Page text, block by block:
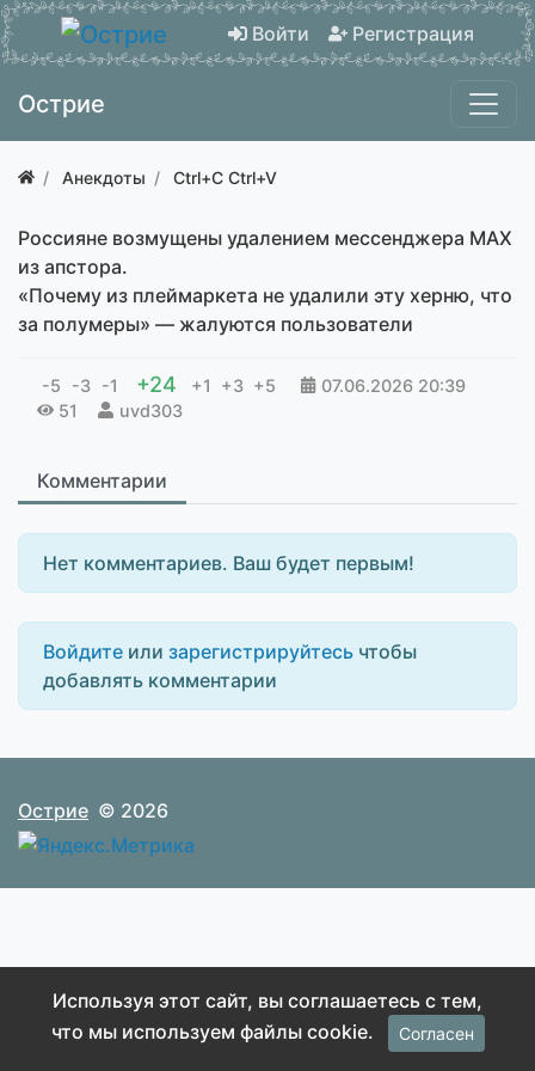
Войти Регистрация
Острие
Анекдоты Ctrl+C Ctrl+V
Россияне возмущены удалением мессенджера МАХ
из апстора.
«Почему из плеймаркета не удалили эту херню, что
за полумеры» — жалуются пользователи
-5 -3 -1 +24 +1 +3 +5 07.06.2026 20:39
51
uvd303
Комментарии
Нет комментариев. Ваш будет первым!
Войдите или зарегистрируйтесь чтобы
добавлять комментарии
Острие © 2026
Используя этот сайт, вы соглашаетесь с тем,
что мы используем файлы cookie.
Согласен